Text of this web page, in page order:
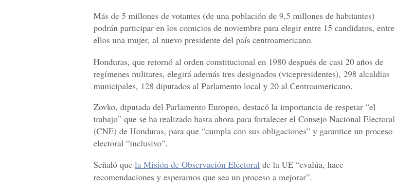
Más de 5 millones de votantes (de una población de 9,5 millones de habitantes)
podrán participar en los comicios de noviembre para elegir entre 15 candidatos, entre
ellos una mujer, al nuevo presidente del país centroamericano.
Honduras, que retornó al orden constitucional en 1980 después de casi 20 años de
regímenes militares, elegirá además tres designados (vicepresidentes), 298 alcaldías
municipales, 128 diputados al Parlamento local y 20 al Centroamericano.
Zovko, diputada del Parlamento Europeo, destacó la importancia de respetar “el
trabajo” que se ha realizado hasta ahora para fortalecer el Consejo Nacional Electoral
(CNE) de Honduras, para que “cumpla con sus obligaciones” y garantice un proceso
electoral “inclusivo”.
Señaló que la Misión de Observación Electoral de la UE “evalúa, hace
recomendaciones y esperamos que sea un proceso a mejorar”.